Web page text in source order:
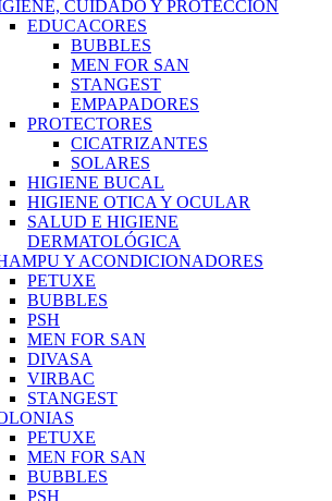
CUIDADO Y PROTECCION
EDUCACORES
BUBBLES
MEN FOR SAN
STANGEST
EMPAPADORES
PROTECTORES
CICATRIZANTES
SOLARES
HIGIENE BUCAL
HIGIENE OTICA Y OCULAR
SALUD E HIGIENE
DERMATOLÓGICA
Y ACONDICIONADORES
PETUXE
BUBBLES
PSH
MEN FOR SAN
DIVASA
VIRBAC
STANGEST
PETUXE
MEN FOR SAN
BUBBLES
PSH